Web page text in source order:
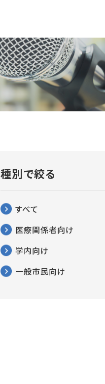
種別で絞る
すべて
医療関係者向け
学内向け
一般市民向け